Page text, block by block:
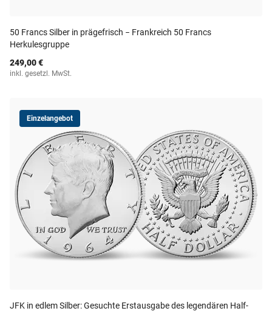
50 Francs Silber in prägefrisch − Frankreich 50 Francs
Herkulesgruppe
249,00 €
inkl. gesetzl. MwSt.
Einzelangebot
JFK in edlem Silber: Gesuchte Erstausgabe des legendären Half-